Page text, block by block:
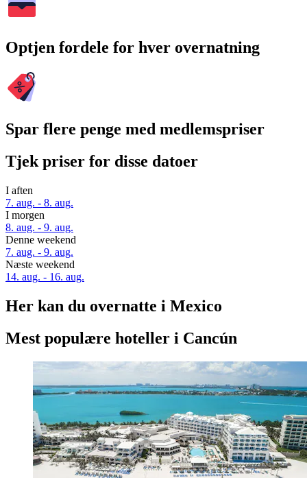
Optjen fordele for hver overnatning
Spar flere penge med medlemspriser
Tjek priser for disse datoer
I aften
7. aug. - 8. aug.
I morgen
8. aug. - 9. aug.
Denne weekend
7. aug. - 9. aug.
Næste weekend
14. aug. - 16. aug.
Her kan du overnatte i Mexico
Mest populære hoteller i Cancún